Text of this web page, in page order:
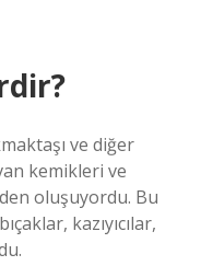
ve diğer
kemikleri ve
oluşuyordu. Bu
kazıyıcılar,